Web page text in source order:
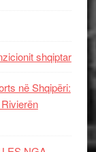
shqiptar
në Shqipëri: